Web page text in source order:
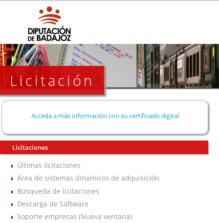
Licitación
Acceda a más información con su certificado digital
Licitaciones
Últimas licitaciones
Área de sistemas dinámicos de adquisición
Búsqueda de licitaciones
Descarga de Software
Soporte empresas (Nueva ventana)